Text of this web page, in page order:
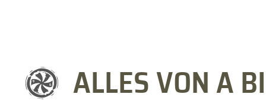
ALLES VON A